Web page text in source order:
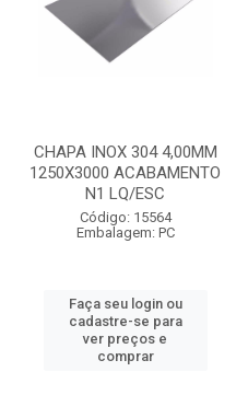
CHAPA INOX 304 4,00MM
1250X3000 ACABAMENTO
N1 LQ/ESC
Código: 15564
Embalagem: PC
Faça seu login ou
cadastre-se para
ver preços e
comprar